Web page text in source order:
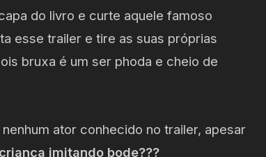
do livro e curte aquele famoso
esse trailer e tire as suas próprias
bruxa é um ser phoda e cheio de
ator conhecido no trailer, apesar
imitando bode???